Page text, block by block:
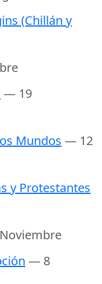
(Chillán y
— 19
Mundos — 12
y Protestantes
— 8